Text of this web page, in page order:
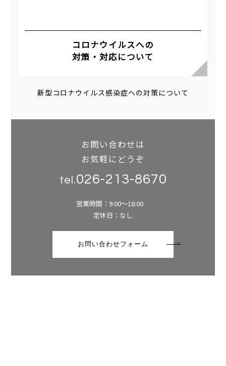
コロナウイルスへの
対策・対応について
新型コロナウイルス感染症への対策について
お問い合わせは
お気軽にどうぞ
tel.026-213-8670
営業時間：9:00～18:00
定休日：なし
お問い合わせフォーム